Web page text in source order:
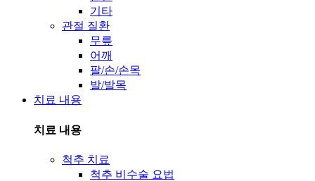
기타
관절 질환
무릎
어깨
팔/손/손목
발/발목
치료 내용
치료 내용
척추 치료
척추 비수술 요법